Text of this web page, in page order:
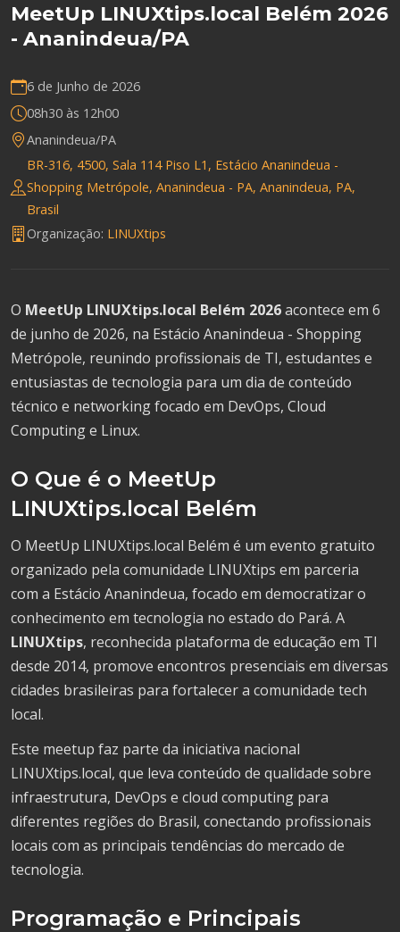
MeetUp LINUXtips.local Belém 2026
- Ananindeua/PA
6 de Junho de 2026
08h30 às 12h00
Ananindeua/PA
BR-316, 4500, Sala 114 Piso L1, Estácio Ananindeua -
Shopping Metrópole, Ananindeua - PA, Ananindeua, PA,
Brasil
Organização: LINUXtips
O MeetUp LINUXtips.local Belém 2026acontece em 6
de junho de 2026, na Estácio Ananindeua - Shopping
Metrópole, reunindo profissionais de TI, estudantes e
entusiastas de tecnologia para um dia de conteúdo
técnico e networking focado em DevOps, Cloud
Computing e Linux.
O Que é o MeetUp
LINUXtips.local Belém
O MeetUp LINUXtips.local Belém é um evento gratuito
organizado pela comunidade LINUXtips em parceria
com a Estácio Ananindeua, focado em democratizar o
conhecimento em tecnologia no estado do Pará. A
LINUXtips, reconhecida plataforma de educação em TI
desde 2014, promove encontros presenciais em diversas
cidades brasileiras para fortalecer a comunidade tech
local.
Este meetup faz parte da iniciativa nacional
LINUXtips.local, que leva conteúdo de qualidade sobre
infraestrutura, DevOps e cloud computing para
diferentes regiões do Brasil, conectando profissionais
locais com as principais tendências do mercado de
tecnologia.
Programação e Principais